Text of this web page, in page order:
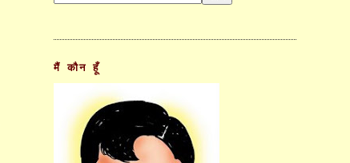
मैं कौन हूँ